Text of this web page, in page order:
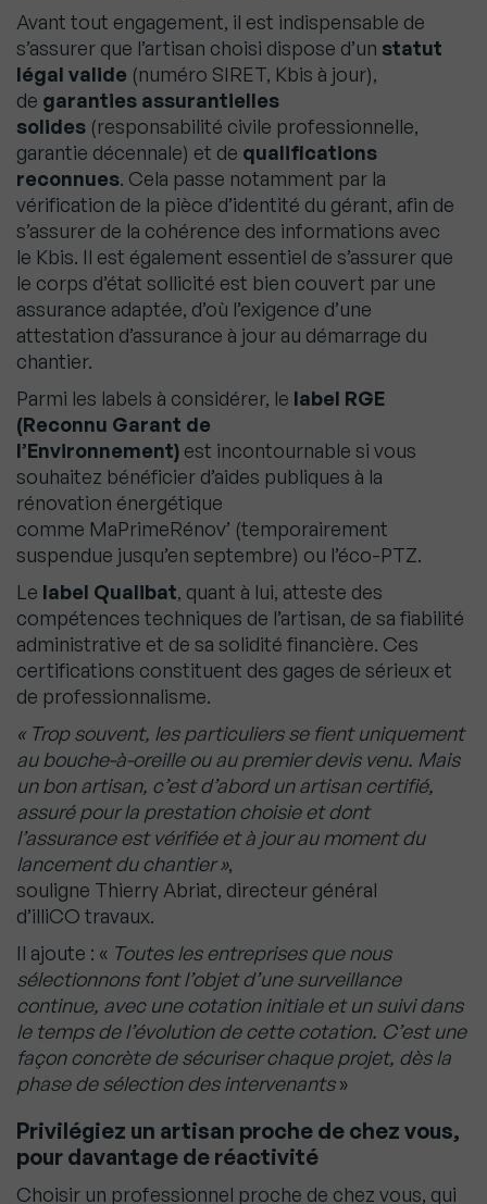
Avant tout engagement, il est indispensable de
s’assurer que l’artisan choisi dispose d’un statut
légal valide (numéro SIRET, Kbis à jour),
de garanties assurantielles
solides (responsabilité civile professionnelle,
garantie décennale) et de qualifications
reconnues. Cela passe notamment par la
vérification de la pièce d’identité du gérant, afin de
s’assurer de la cohérence des informations avec
le Kbis. Il est également essentiel de s’assurer que
le corps d’état sollicité est bien couvert par une
assurance adaptée, d’où l’exigence d’une
attestation d’assurance à jour au démarrage du
chantier.
Parmi les labels à considérer, le label RGE
(Reconnu Garant de
l’Environnement) est incontournable si vous
souhaitez bénéficier d’aides publiques à la
rénovation énergétique
comme MaPrimeRénov’ (temporairement
suspendue jusqu’en septembre) ou l’éco-PTZ.
Le label Qualibat, quant à lui, atteste des
compétences techniques de l’artisan, de sa fiabilité
administrative et de sa solidité financière. Ces
certifications constituent des gages de sérieux et
de professionnalisme.
« Trop souvent, les particuliers se fient uniquement
au bouche-à-oreille ou au premier devis venu. Mais
un bon artisan, c’est d’abord un artisan certifié,
assuré pour la prestation choisie et dont
l’assurance est vérifiée et à jour au moment du
lancement du chantier »,
souligne Thierry Abriat, directeur général
d’illiCO travaux.
Il ajoute : « Toutes les entreprises que nous
sélectionnons font l’objet d’une surveillance
continue, avec une cotation initiale et un suivi dans
le temps de l’évolution de cette cotation. C’est une
façon concrète de sécuriser chaque projet, dès la
phase de sélection des intervenants»
Privilégiez un artisan proche de chez vous,
pour davantage de réactivité
Choisir un professionnel proche de chez vous, qui